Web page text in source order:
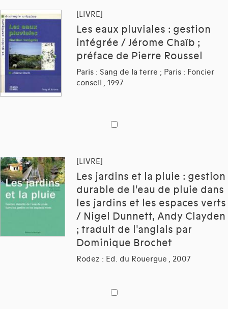
[LIVRE]
Les eaux pluviales : gestion
intégrée / Jérome Chaïb ;
préface de Pierre Roussel
Paris : Sang de la terre ; Paris : Foncier
conseil , 1997
[LIVRE]
Les jardins et la pluie : gestion
durable de l'eau de pluie dans
les jardins et les espaces verts
/ Nigel Dunnett, Andy Clayden
; traduit de l'anglais par
Dominique Brochet
Rodez : Ed. du Rouergue , 2007